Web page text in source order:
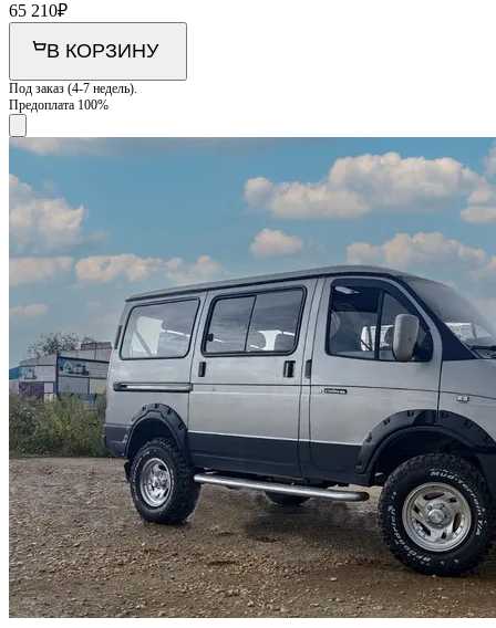
65 210₽
В КОРЗИНУ
Под заказ (4-7 недель).
Предоплата 100%